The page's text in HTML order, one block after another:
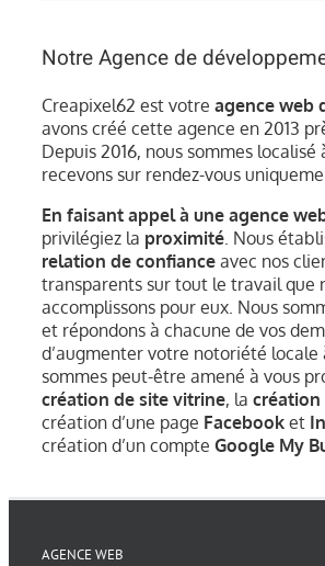
Notre Agence de
Creapixel62 est votre agence web
avons créé cette agence en 2013
Depuis 2016, nous sommes localisé
recevons sur rendez-vous
En faisant appel à une agence
privilégiez la proximité. Nous
relation de confianceavec nos
transparents sur tout le travail que
accomplissons pour eux. Nous
et répondons à chacune de vos
d’augmenter votre notoriété locale
sommes peut-être amené à vous
création de site vitrine, la
création d’une page Facebooket
création d’un compte Google My
AGENCE WEB